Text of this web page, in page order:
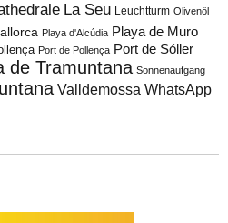
La Seu Leuchtturm Olivenöl
Playa d'Alcúdia Playa de Muro
Port de Pollença Port de Sóller
de Tramuntana Sonnenaufgang
Valldemossa WhatsApp